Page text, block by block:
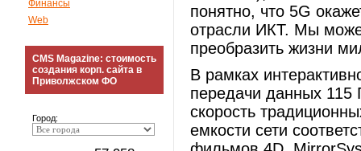
Финансы
Web
CMS Magazine: стоимость
создания корп. сайта в
Приволжском ФО
Город:
понятно, что 5G
отрасли ИКТ. Мы
преобразить жизни
В рамках
передачи данных 115
скорость
емкости сети